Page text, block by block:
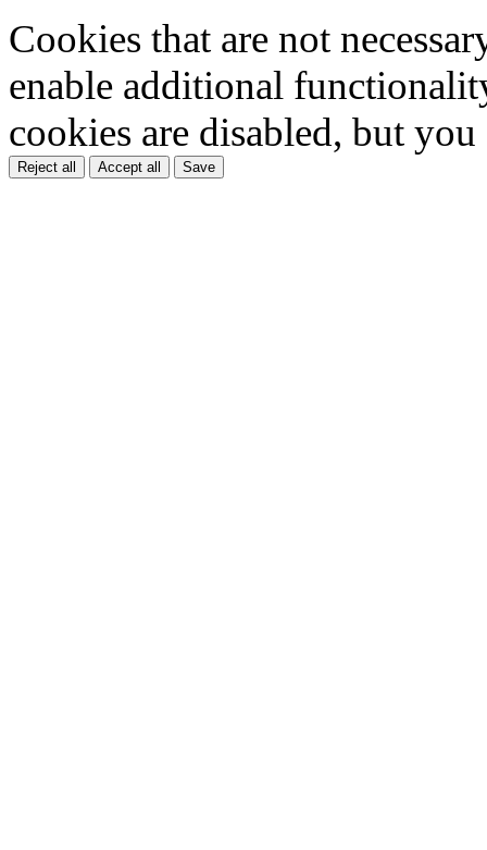
Cookies that are not
enable additional
cookies are disabled, but
Reject all Accept all Save